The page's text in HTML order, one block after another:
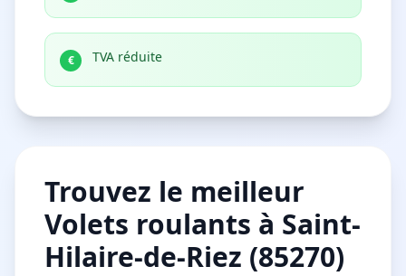
€ TVA réduite
Trouvez le meilleur
Volets roulants à Saint-
Hilaire-de-Riez (85270)